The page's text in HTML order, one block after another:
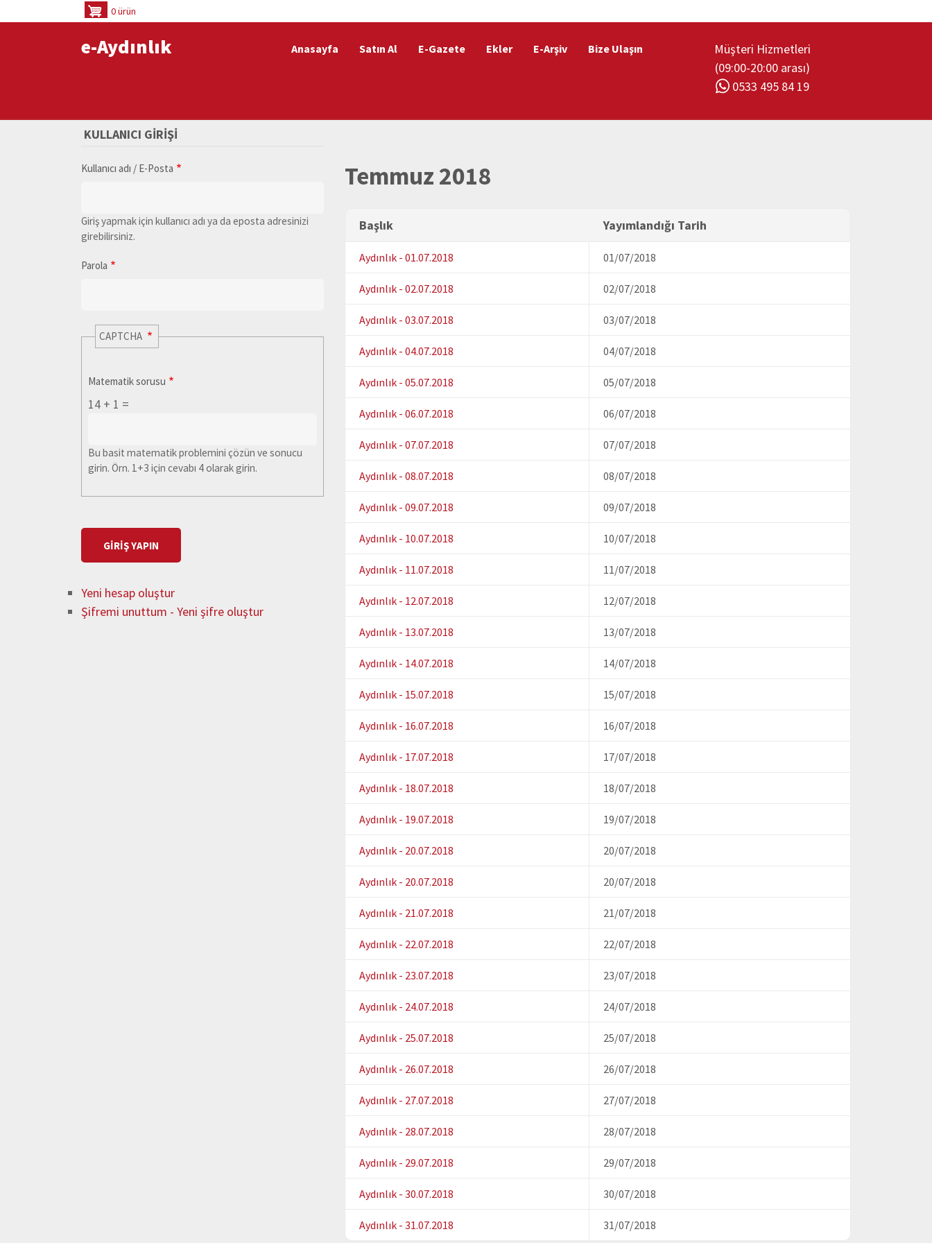
0 ürün
Müşteri Hizmetleri
(09:00-20:00 arası)
0533 495 84 19
e-Aydınlık Anasayfa Satın Al E-Gazete Ekler E-Arşiv Bize Ulaşın
Temmuz 2018
Başlık Yayımlandığı Tarih
Aydınlık - 01.07.2018 01/07/2018
Aydınlık - 02.07.2018 02/07/2018
Aydınlık - 03.07.2018 03/07/2018
Aydınlık - 04.07.2018 04/07/2018
Aydınlık - 05.07.2018 05/07/2018
Aydınlık - 06.07.2018 06/07/2018
Aydınlık - 07.07.2018 07/07/2018
Aydınlık - 08.07.2018 08/07/2018
Aydınlık - 09.07.2018 09/07/2018
Aydınlık - 10.07.2018 10/07/2018
Aydınlık - 11.07.2018 11/07/2018
Aydınlık - 12.07.2018 12/07/2018
Aydınlık - 13.07.2018 13/07/2018
Aydınlık - 14.07.2018 14/07/2018
Aydınlık - 15.07.2018 15/07/2018
Aydınlık - 16.07.2018 16/07/2018
Aydınlık - 17.07.2018 17/07/2018
Aydınlık - 18.07.2018 18/07/2018
Aydınlık - 19.07.2018 19/07/2018
Aydınlık - 20.07.2018 20/07/2018
Aydınlık - 20.07.2018 20/07/2018
Aydınlık - 21.07.2018 21/07/2018
Aydınlık - 22.07.2018 22/07/2018
Aydınlık - 23.07.2018 23/07/2018
Aydınlık - 24.07.2018 24/07/2018
Aydınlık - 25.07.2018 25/07/2018
Aydınlık - 26.07.2018 26/07/2018
Aydınlık - 27.07.2018 27/07/2018
Aydınlık - 28.07.2018 28/07/2018
Aydınlık - 29.07.2018 29/07/2018
Aydınlık - 30.07.2018 30/07/2018
Aydınlık - 31.07.2018 31/07/2018
KULLANICI GIRIŞI
Kullanıcı adı / E-Posta
Giriş yapmak için kullanıcı adı ya da eposta adresinizi
girebilirsiniz.
Parola
CAPTCHA
Matematik sorusu
14 + 1 =
Bu basit matematik problemini çözün ve sonucu
girin. Örn. 1+3 için cevabı 4 olarak girin.
Yeni hesap oluştur
Şifremi unuttum - Yeni şifre oluştur